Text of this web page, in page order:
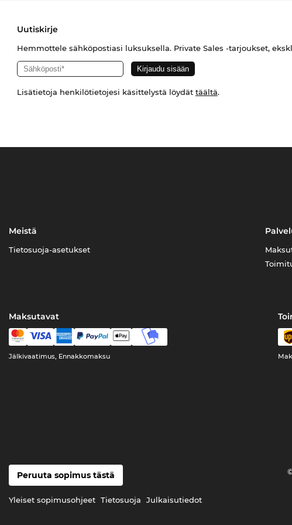
Uutiskirje
Hemmottele sähköpostiasi luksuksella. Private Sales -tarjoukset,
Lisätietoja henkilötietojesi käsittelystä löydät täältä.
Meistä
Tietosuoja-asetukset
Maksutavat
Jälkivaatimus, Ennakkomaksu
Peruuta sopimus tästä
Yleiset sopimusohjeet Tietosuoja Julkaisutiedot